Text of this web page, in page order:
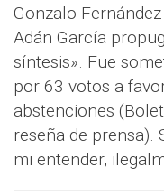
Gonzalo
Adán García
síntesis». Fue
por 63 votos a
abstenciones
reseña de prensa).
mi entender,